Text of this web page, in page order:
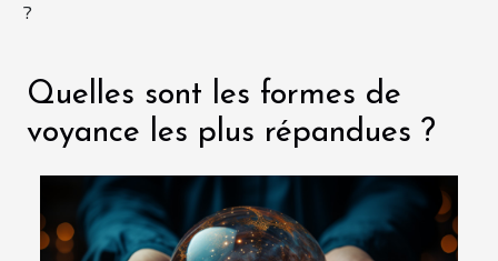
?
Quelles sont les formes de
voyance les plus répandues ?